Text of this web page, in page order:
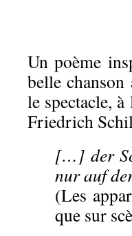
Un poème
belle
le spectacle,
Friedrich
[…] der
nur auf
(Les
que sur